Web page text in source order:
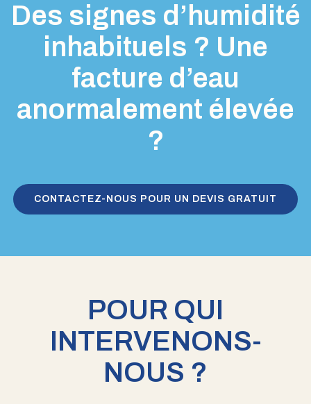
Des signes d’humidité
inhabituels ? Une
facture d’eau
anormalement élevée
?
CONTACTEZ-NOUS POUR UN DEVIS GRATUIT
POUR QUI
INTERVENONS-
NOUS ?